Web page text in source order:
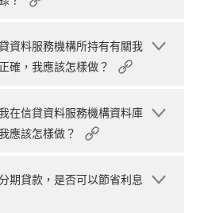
資料服務機構所持有有關我
確，我應該怎樣做？
在信貸資料服務機構資料庫
應該怎樣做？
期貸款，是否可以節省利息